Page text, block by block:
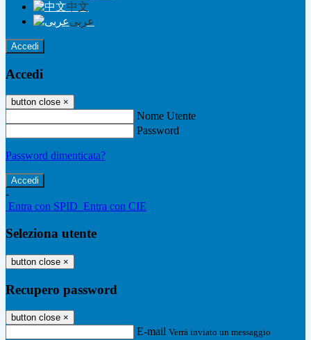
中文
عربى
Accedi
Accedi
button close ×
Nome Utente
Password
Password dimenticata?
-
Entra con SPID Entra con CIE
Seleziona utente
button close ×
Recupero password
button close ×
E-mail Verrà inviato un messaggio